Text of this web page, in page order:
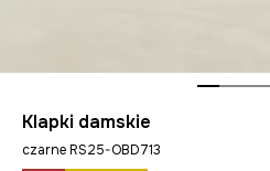
Klapki damskie
czarne RS25-OBD713